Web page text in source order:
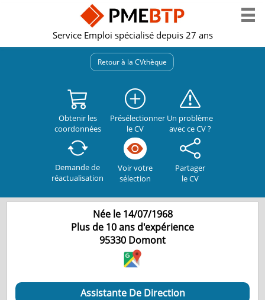
Service Emploi spécialisé depuis 27 ans
Retour à la CVthèque
Obtenir les
coordonnées
Présélectionner
le CV
Un problème
avec ce CV ?
Demande de
réactualisation
Voir votre
sélection
Partager
le CV
Née le 14/07/1968
Plus de 10 ans d'expérience
95330 Domont
Assistante De Direction